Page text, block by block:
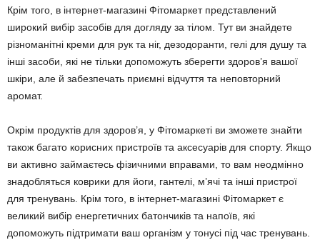
Крім того, в інтернет-магазині Фітомаркет представлений
широкий вибір засобів для догляду за тілом. Тут ви знайдете
різноманітні креми для рук та ніг, дезодоранти, гелі для душу та
інші засоби, які не тільки допоможуть зберегти здоров’я вашої
шкіри, але й забезпечать приємні відчуття та неповторний
аромат.
Окрім продуктів для здоров’я, у Фітомаркеті ви зможете знайти
також багато корисних пристроїв та аксесуарів для спорту. Якщо
ви активно займаєтесь фізичними вправами, то вам неодмінно
знадобляться коврики для йоги, гантелі, м’ячі та інші пристрої
для тренувань. Крім того, в інтернет-магазині Фітомаркет є
великий вибір енергетичних батончиків та напоїв, які
допоможуть підтримати ваш організм у тонусі під час тренувань.